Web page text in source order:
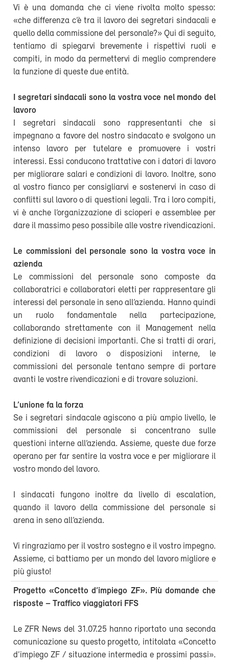
Vi è una domanda che ci viene rivolta molto spesso:
«che differenza c’è tra il lavoro dei segretari sindacali e
quello della commissione del personale?» Qui di seguito,
tentiamo di spiegarvi brevemente i rispettivi ruoli e
compiti, in modo da permettervi di meglio comprendere
la funzione di queste due entità.
I segretari sindacali sono la vostra voce nel mondo del
lavoro
I segretari sindacali sono rappresentanti che si
impegnano a favore del nostro sindacato e svolgono un
intenso lavoro per tutelare e promuovere i vostri
interessi. Essi conducono trattative con i datori di lavoro
per migliorare salari e condizioni di lavoro. Inoltre, sono
al vostro fianco per consigliarvi e sostenervi in caso di
conflitti sul lavoro o di questioni legali. Tra i loro compiti,
vi è anche l’organizzazione di scioperi e assemblee per
dare il massimo peso possibile alle vostre rivendicazioni.
Le commissioni del personale sono la vostra voce in
azienda
Le commissioni del personale sono composte da
collaboratrici e collaboratori eletti per rappresentare gli
interessi del personale in seno all’azienda. Hanno quindi
un ruolo fondamentale nella partecipazione,
collaborando strettamente con il Management nella
definizione di decisioni importanti. Che si tratti di orari,
condizioni di lavoro o disposizioni interne, le
commissioni del personale tentano sempre di portare
avanti le vostre rivendicazioni e di trovare soluzioni.
L’unione fa la forza
Se i segretari sindacale agiscono a più ampio livello, le
commissioni del personale si concentrano sulle
questioni interne all’azienda. Assieme, queste due forze
operano per far sentire la vostra voce e per migliorare il
vostro mondo del lavoro.
I sindacati fungono inoltre da livello di escalation,
quando il lavoro della commissione del personale si
arena in seno all’azienda.
Vi ringraziamo per il vostro sostegno e il vostro impegno.
Assieme, ci battiamo per un mondo del lavoro migliore e
più giusto!
Progetto «Concetto d’impiego ZF». Più domande che
risposte – Traffico viaggiatori FFS
Le ZFR News del 31.07.25 hanno riportato una seconda
comunicazione su questo progetto, intitolata «Concetto
d’impiego ZF / situazione intermedia e prossimi passi».